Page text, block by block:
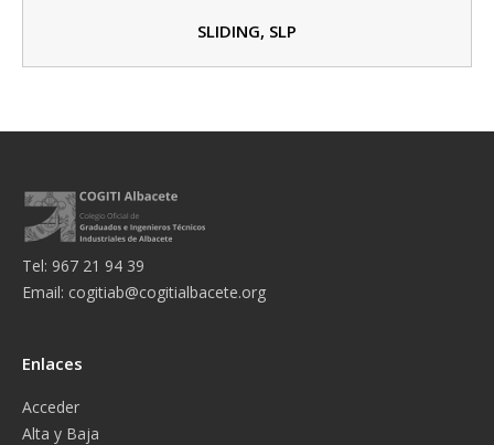
SLIDING, SLP
Tel: 967 21 94 39
Email: cogitiab@cogitialbacete.org
Enlaces
Acceder
Alta y Baja